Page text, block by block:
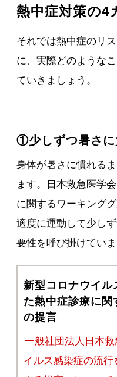
熱中症対策の4
それでは熱中症のリ
に、実際どのような
ていきましょう。
①少しずつ暑さに
身体が暑さに慣れる
ます。日本救急医学
に関するワーキング
適度に運動して少し
要性を呼び掛けていま
新型コロナウイル
た熱中症診療に
の提言
一般社団法人日本
イルス感染症の流